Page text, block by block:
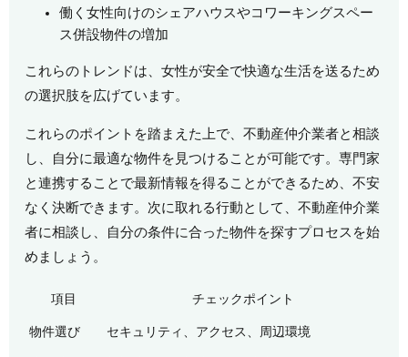
働く女性向けのシェアハウスやコワーキングスペー
ス併設物件の増加
これらのトレンドは、女性が安全で快適な生活を送るため
の選択肢を広げています。
これらのポイントを踏まえた上で、不動産仲介業者と相談
し、自分に最適な物件を見つけることが可能です。専門家
と連携することで最新情報を得ることができるため、不安
なく決断できます。次に取れる行動として、不動産仲介業
者に相談し、自分の条件に合った物件を探すプロセスを始
めましょう。
項目 チェックポイント
物件選び セキュリティ、アクセス、周辺環境